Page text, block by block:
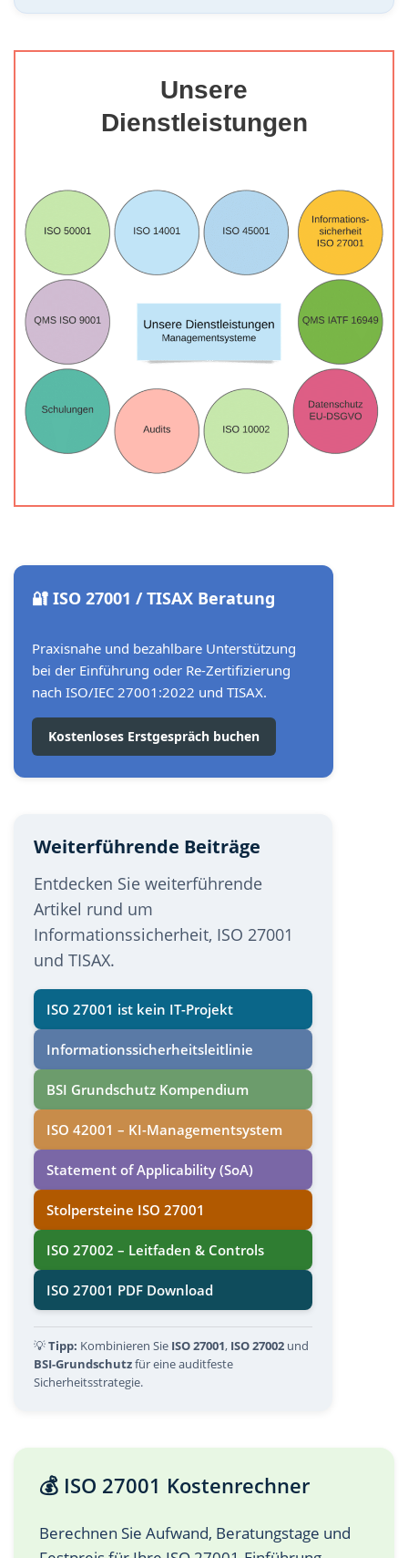
Unsere
Dienstleistungen
🔐 ISO 27001 / TISAX Beratung
Praxisnahe und bezahlbare Unterstützung
bei der Einführung oder Re-Zertifizierung
nach ISO/IEC 27001:2022 und TISAX.
Kostenloses Erstgespräch buchen
Weiterführende Beiträge
Entdecken Sie weiterführende
Artikel rund um
Informationssicherheit, ISO 27001
und TISAX.
ISO 27001 ist kein IT-Projekt
Informations­sicherheits­leitlinie
BSI Grundschutz Kompendium
ISO 42001 – KI-Managementsystem
Statement of Applicability (SoA)
Stolpersteine ISO 27001
ISO 27002 – Leitfaden & Controls
ISO 27001 PDF Download
💡Tipp: Kombinieren Sie ISO 27001, ISO 27002 und
BSI-Grundschutzfür eine auditfeste
Sicherheitsstrategie.
💰 ISO 27001 Kostenrechner
Berechnen Sie Aufwand, Beratungstage und